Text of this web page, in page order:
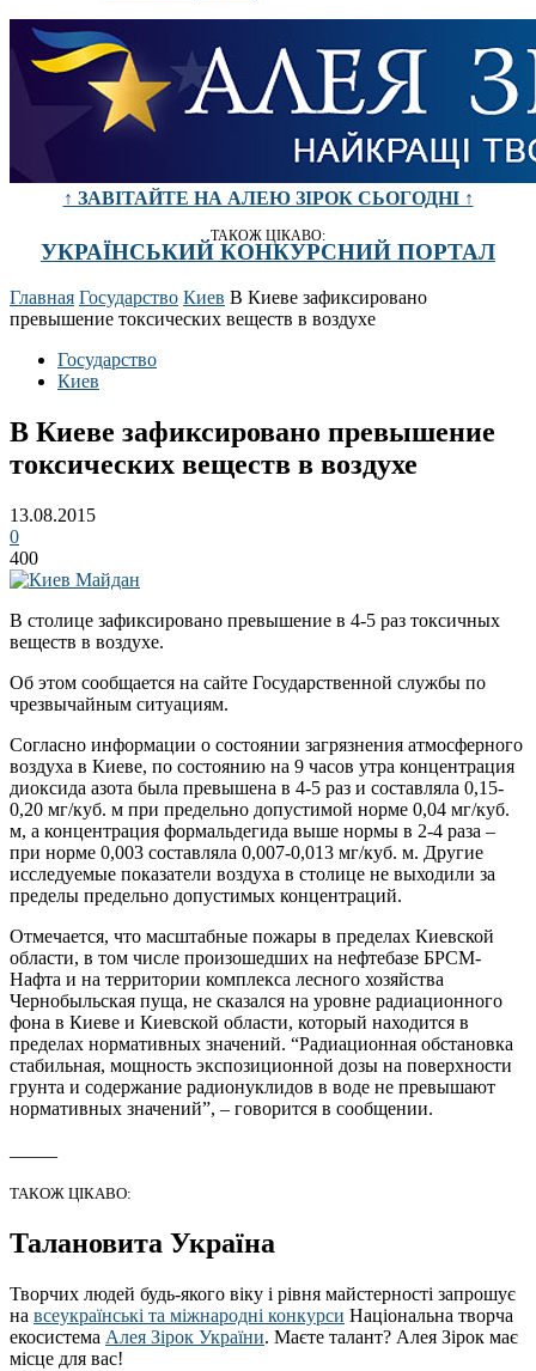
↑ ЗАВІТАЙТЕ НА АЛЕЮ ЗІРОК СЬОГОДНІ ↑
ТАКОЖ ЦІКАВО:
УКРАЇНСЬКИЙ КОНКУРСНИЙ ПОРТАЛ
Главная Государство Киев В Киеве зафиксировано
превышение токсических веществ в воздухе
Государство
Киев
В Киеве зафиксировано превышение
токсических веществ в воздухе
13.08.2015
0
400
В столице зафиксировано превышение в 4-5 раз токсичных
веществ в воздухе.
Об этом сообщается на сайте Государственной службы по
чрезвычайным ситуациям.
Согласно информации о состоянии загрязнения атмосферного
воздуха в Киеве, по состоянию на 9 часов утра концентрация
диоксида азота была превышена в 4-5 раз и составляла 0,15-
0,20 мг/куб. м при предельно допустимой норме 0,04 мг/куб.
м, а концентрация формальдегида выше нормы в 2-4 раза –
при норме 0,003 составляла 0,007-0,013 мг/куб. м. Другие
исследуемые показатели воздуха в столице не выходили за
пределы предельно допустимых концентраций.
Отмечается, что масштабные пожары в пределах Киевской
области, в том числе произошедших на нефтебазе БРСМ-
Нафта и на территории комплекса лесного хозяйства
Чернобыльская пуща, не сказался на уровне радиационного
фона в Киеве и Киевской области, который находится в
пределах нормативных значений. “Радиационная обстановка
стабильная, мощность экспозиционной дозы на поверхности
грунта и содержание радионуклидов в воде не превышают
нормативных значений”, – говорится в сообщении.
ТАКОЖ ЦІКАВО:
Талановита Україна
Творчих людей будь-якого віку і рівня майстерності запрошує
на всеукраїнські та міжнародні конкурси Національна творча
екосистема Алея Зірок України. Маєте талант? Алея Зірок має
місце для вас!